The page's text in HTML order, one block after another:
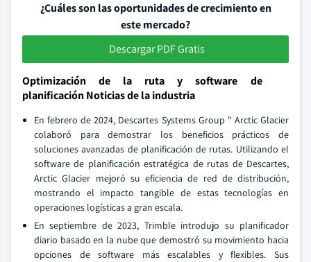
¿Cuáles son las oportunidades de crecimiento en
este mercado?
Descargar PDF Gratis
Optimización de la ruta y software de
planificación Noticias de la industria
En febrero de 2024, Descartes Systems Group " Arctic Glacier
colaboró para demostrar los beneficios prácticos de
soluciones avanzadas de planificación de rutas. Utilizando el
software de planificación estratégica de rutas de Descartes,
Arctic Glacier mejoró su eficiencia de red de distribución,
mostrando el impacto tangible de estas tecnologías en
operaciones logísticas a gran escala.
En septiembre de 2023, Trimble introdujo su planificador
diario basado en la nube que demostró su movimiento hacia
opciones de software más escalables y flexibles. Sus